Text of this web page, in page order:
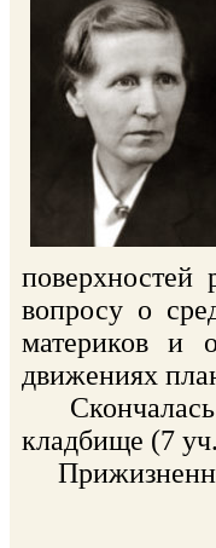
вопросу о
материков и
движениях
Скончалась
кладбище (7